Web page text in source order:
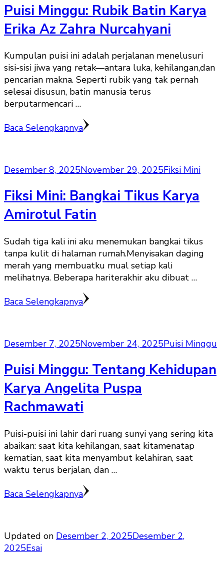
Puisi Minggu: Rubik Batin Karya
Erika Az Zahra Nurcahyani
Kumpulan puisi ini adalah perjalanan menelusuri
sisi-sisi jiwa yang retak—antara luka, kehilangan,dan
pencarian makna. Seperti rubik yang tak pernah
selesai disusun, batin manusia terus
berputarmencari …
Baca Selengkapnya
Desember 8, 2025November 29, 2025Fiksi Mini
Fiksi Mini: Bangkai Tikus Karya
Amirotul Fatin
Sudah tiga kali ini aku menemukan bangkai tikus
tanpa kulit di halaman rumah.Menyisakan daging
merah yang membuatku mual setiap kali
melihatnya. Beberapa hariterakhir aku dibuat …
Baca Selengkapnya
Desember 7, 2025November 24, 2025Puisi Minggu
Puisi Minggu: Tentang Kehidupan
Karya Angelita Puspa
Rachmawati
Puisi-puisi ini lahir dari ruang sunyi yang sering kita
abaikan: saat kita kehilangan, saat kitamenatap
kematian, saat kita menyambut kelahiran, saat
waktu terus berjalan, dan …
Baca Selengkapnya
Updated on Desember 2, 2025Desember 2,
2025Esai